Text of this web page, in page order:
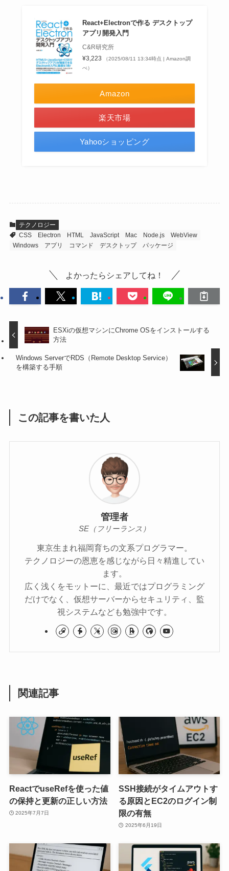
React+Electronで作る デスクトップ
アプリ開発入門
C&R研究所
¥3,223
（2025/08/11 13:34時点 | Amazon調
べ）
Amazon
楽天市場
Yahooショッピング
テクノロジー
CSS
Electron HTML JavaScript Mac Node.js
WebView
Windows
アプリ コマンド デスクトップ パッケージ
よかったらシェアしてね！
ESXiの仮想マシンにChrome OSをインストールする
方法
Windows ServerでRDS（Remote Desktop Service）
を構築する手順
この記事を書いた人
管理者
SE（フリーランス）
東京生まれ福岡育ちの文系プログラマー。
テクノロジーの恩恵を感じながら日々精進してい
ます。
広く浅くをモットーに、最近ではプログラミング
だけでなく、仮想サーバーからセキュリティ、監
視システムなども勉強中です。
関連記事
ReactでuseRefを使った値
の保持と更新の正しい方法
2025年7月7日
SSH接続がタイムアウトす
る原因とEC2のログイン制
限の有無
2025年6月19日